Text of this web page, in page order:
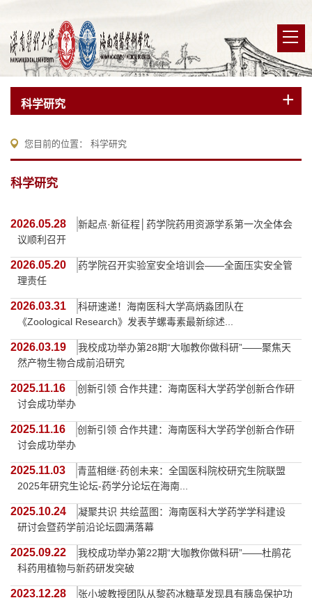
科学研究
您目前的位置： 科学研究
科学研究
2026.05.28
新起点·新征程│药学院药用资源学系第一次全体会
议顺利召开
2026.05.20
药学院召开实验室安全培训会——全面压实安全管
理责任
2026.03.31
科研速递！海南医科大学高炳淼团队在
《Zoological Research》发表芋螺毒素最新综述...
2026.03.19
我校成功举办第28期“大咖教你做科研”——聚焦天
然产物生物合成前沿研究
2025.11.16
创新引领 合作共建：海南医科大学药学创新合作研
讨会成功举办
2025.11.16
创新引领 合作共建：海南医科大学药学创新合作研
讨会成功举办
2025.11.03
青蓝相继·药创未来：全国医科院校研究生院联盟
2025年研究生论坛-药学分论坛在海南...
2025.10.24
凝聚共识 共绘蓝图：海南医科大学药学学科建设
研讨会暨药学前沿论坛圆满落幕
2025.09.22
我校成功举办第22期“大咖教你做科研”——杜鹃花
科药用植物与新药研发突破
2023.12.28
张小坡教授团队从黎药冰糖草发现具有胰岛保护功